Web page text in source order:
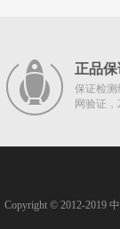
正品
保证检测
网验证，
Copyright © 2012-2019